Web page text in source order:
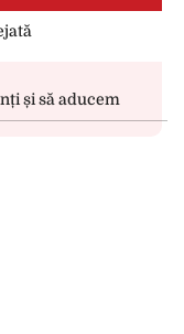
și să aducem